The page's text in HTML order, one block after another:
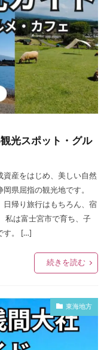
光スポット・グル
産をはじめ、美しい自然
県屈指の観光地です。
日帰り旅行はもちろん、宿
私は富士宮市で育ち、子
す。 […]
続きを読む
東海地方